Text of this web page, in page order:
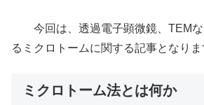
今回は、透過電子顕微鏡、TEMな
るミクロトームに関する記事となりま
ミクロトーム法とは何か